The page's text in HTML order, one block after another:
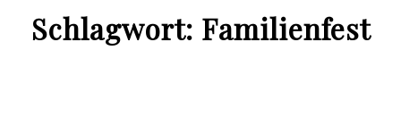
Schlagwort: Familienfest